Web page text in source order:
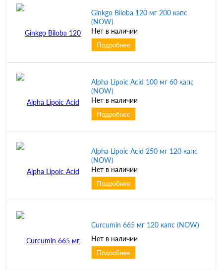
Ginkgo Biloba 120 мг 200 капс
(NOW)
Нет в наличии
Подробнее
Alpha Lipoic Acid 100 мг 60 капс
(NOW)
Нет в наличии
Подробнее
Alpha Lipoic Acid 250 мг 120 капс
(NOW)
Нет в наличии
Подробнее
Curcumin 665 мг 120 капс (NOW)
Нет в наличии
Подробнее